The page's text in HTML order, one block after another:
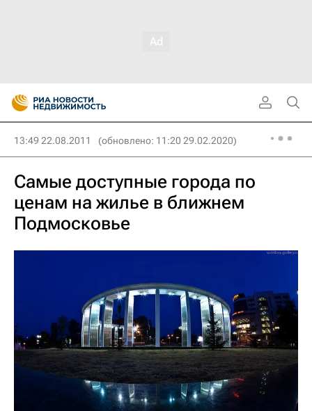
13:49 22.08.2011 (обновлено: 11:20 29.02.2020)
Самые доступные города по
ценам на жилье в ближнем
Подмосковье